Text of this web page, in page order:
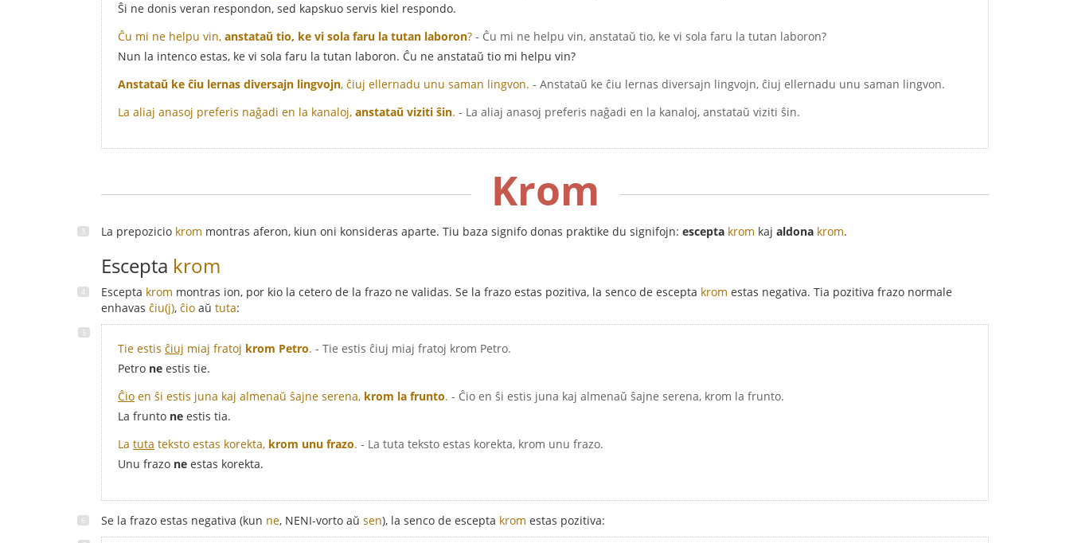
Ŝi ne donis veran respondon, sed kapskuo servis kiel respondo.
Ĉu mi ne helpu vin, anstataŭ tio, ke vi sola faru la tutan laboron? - Ĉu mi ne helpu vin, anstataŭ tio, ke vi sola faru la tutan laboron?
Nun la intenco estas, ke vi sola faru la tutan laboron. Ĉu ne anstataŭ tio mi helpu vin?
Anstataŭ ke ĉiu lernas diversajn lingvojn, ĉiuj ellernadu unu saman lingvon. - Anstataŭ ke ĉiu lernas diversajn lingvojn, ĉiuj ellernadu unu saman lingvon.
La aliaj anasoj preferis naĝadi en la kanaloj, anstataŭ viziti ŝin. - La aliaj anasoj preferis naĝadi en la kanaloj, anstataŭ viziti ŝin.
Krom
La prepozicio krom montras aferon, kiun oni konsideras aparte. Tiu baza signifo donas praktike du signifojn: escepta krom kaj aldona krom.
Escepta krom
Escepta krom montras ion, por kio la cetero de la frazo ne validas. Se la frazo estas pozitiva, la senco de escepta krom estas negativa. Tia pozitiva frazo normale
enhavas ĉiu(j), ĉio aŭ tuta:
Tie estis ĉiuj miaj fratoj krom Petro. - Tie estis ĉiuj miaj fratoj krom Petro.
Petro ne estis tie.
Ĉio en ŝi estis juna kaj almenaŭ ŝajne serena, krom la frunto. - Ĉio en ŝi estis juna kaj almenaŭ ŝajne serena, krom la frunto.
La frunto ne estis tia.
La tuta teksto estas korekta, krom unu frazo. - La tuta teksto estas korekta, krom unu frazo.
Unu frazo ne estas korekta.
Se la frazo estas negativa (kun ne, NENI-vorto aŭ sen), la senco de escepta krom estas pozitiva: